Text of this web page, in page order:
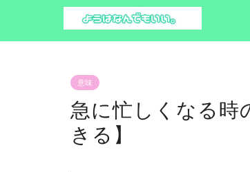
意味
急に忙しくなる時
きる】